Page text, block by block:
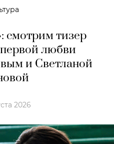
смотрим тизер
любви
и Светланой
2026